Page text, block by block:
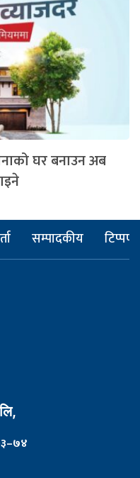
घर बनाउन अब
सम्पादकीय टिप्पणी